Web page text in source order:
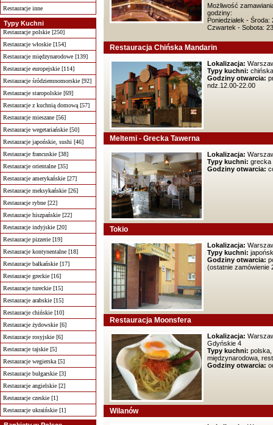
Restauracje inne
Typy Kuchni
Restauracje polskie [250]
Restauracje włoskie [154]
Restauracje międzynarodowe [139]
Restauracje europejskie [114]
Restauracje śródziemnomorskie [92]
Restauracje staropolskie [69]
Restauracje z kuchnią domową [57]
Restauracje mieszane [56]
Restauracje wegetariańskie [50]
Restauracje japońskie, sushi [46]
Restauracje francuskie [38]
Restauracje orientalne [35]
Restauracje amerykańskie [27]
Restauracje meksykańskie [26]
Restauracje rybne [22]
Restauracje hiszpańskie [22]
Restauracje indyjskie [20]
Restauracje pizzerie [19]
Restauracje kontynentalne [18]
Restauracje bałkańskie [17]
Restauracje greckie [16]
Restauracje tureckie [15]
Restauracje arabskie [15]
Restauracje chińskie [10]
Restauracje żydowskie [6]
Restauracje rosyjskie [6]
Restauracje tajskie [5]
Restauracje wegierska [5]
Restauracje bułgarskie [3]
Restauracje angielskie [2]
Restauracje czeskie [1]
Restauracje ukraińskie [1]
Możliwość
godziny:
Poniedziałek - Środa:
Czwartek - Sobota:
Restauracja Chińska Mandarin
Lokalizacja:
Typy kuchni: chińska
Godziny otwarcia:
ndz.12.00-22.00
Meltemi - Grecka Tawerna
Lokalizacja:
Typy kuchni: grecka
Godziny otwarcia:
Tokio
Lokalizacja:
Typy kuchni:
Godziny otwarcia:
(ostatnie zamówienie
Restauracja Moonsfera
Lokalizacja:
Gdyńskie 4
Typy kuchni:
międzynarodowa,
Godziny otwarcia:
Wilanów